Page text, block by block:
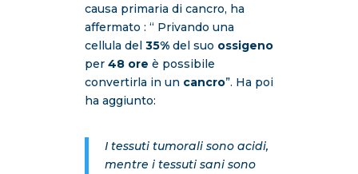
causa primaria di cancro, ha
affermato : “ Privando una
cellula del 35%del suo ossigeno
per48 ore è possibile
convertirla in un cancro”. Ha poi
ha aggiunto:
I tessuti tumorali sono acidi,
mentre i tessuti sani sono